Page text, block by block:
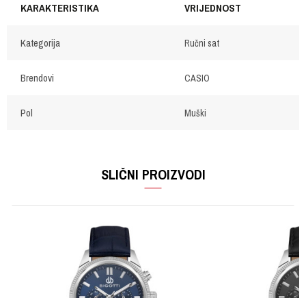
KARAKTERISTIKA VRIJEDNOST
Kategorija Ručni sat
Brendovi CASIO
Pol Muški
SLIČNI PROIZVODI